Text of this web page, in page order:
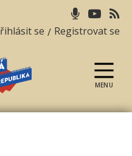
se / Registrovat se
MENU